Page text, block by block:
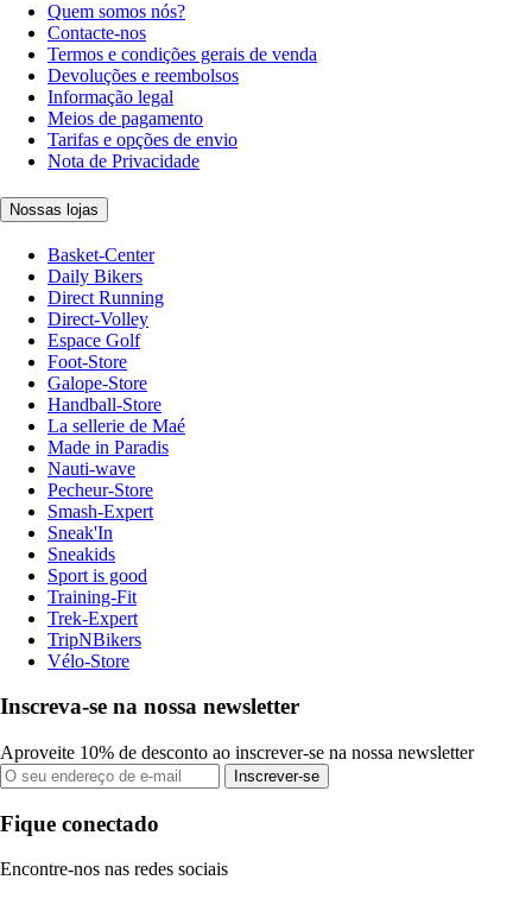
Quem somos nós?
Contacte-nos
Termos e condições gerais de venda
Devoluções e reembolsos
Informação legal
Meios de pagamento
Tarifas e opções de envio
Nota de Privacidade
Nossas lojas
Basket-Center
Daily Bikers
Direct Running
Direct-Volley
Espace Golf
Foot-Store
Galope-Store
Handball-Store
La sellerie de Maé
Made in Paradis
Nauti-wave
Pecheur-Store
Smash-Expert
Sneak'In
Sneakids
Sport is good
Training-Fit
Trek-Expert
TripNBikers
Vélo-Store
Inscreva-se na nossa newsletter
Aproveite 10% de desconto ao inscrever-se na nossa newsletter
Inscrever-se
Fique conectado
Encontre-nos nas redes sociais